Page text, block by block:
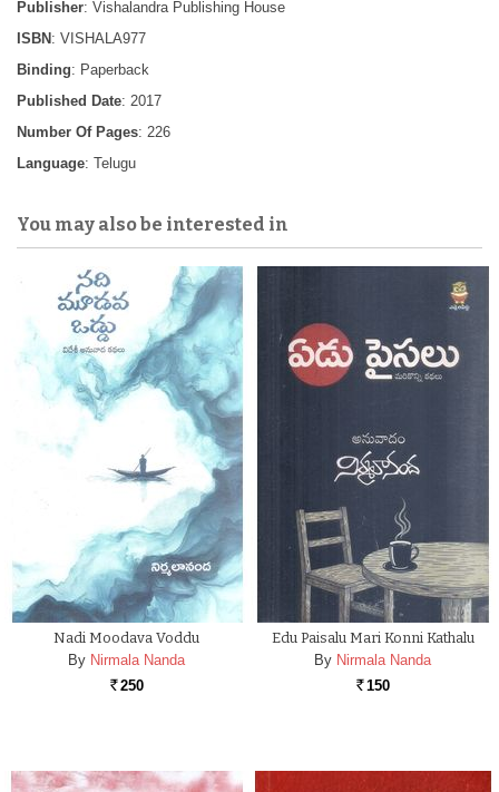
Publisher: Vishalandra Publishing House
ISBN : VISHALA977
Binding: Paperback
Published Date: 2017
Number Of Pages: 226
Language: Telugu
You may also be interested in
Nadi Moodava Voddu
By Nirmala Nanda
Rs. 250
Edu Paisalu Mari Konni Kathalu
By Nirmala Nanda
Rs. 150